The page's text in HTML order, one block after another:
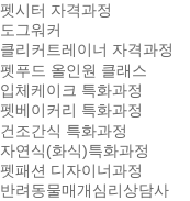
펫시터 자격과정
도그워커
클리커트레이너 자격과정
펫푸드 올인원 클래스
입체케이크 특화과정
펫베이커리 특화과정
건조간식 특화과정
자연식(화식)특화과정
펫패션 디자이너과정
반려동물매개심리상담사